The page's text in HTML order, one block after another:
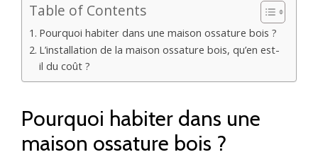
Table of Contents
Pourquoi habiter dans une maison ossature bois ?
L’installation de la maison ossature bois, qu’en est-
il du coût ?
Pourquoi habiter dans une
maison ossature bois ?